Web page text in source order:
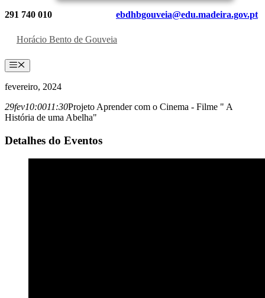
291 740 010 ebdhbgouveia@edu.madeira.gov.pt
Horácio Bento de Gouveia
Menu
fevereiro, 2024
29fev10:0011:30Projeto Aprender com o Cinema - Filme " A
História de uma Abelha"
Detalhes do Eventos